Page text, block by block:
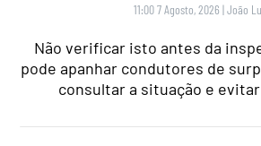
11:00 7 Agosto, 2026 |João
Não verificar isto antes da
pode apanhar condutores de
consultar a situação e